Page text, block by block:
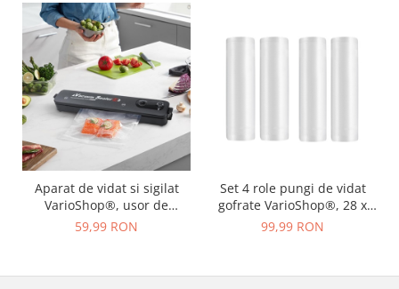
Aparat de vidat si sigilat
VarioShop®, usor de
utilizat, potrivit pentru
220V, 90W, Negru
59,99 RON
Set 4 role pungi de vidat
gofrate VarioShop®, 28 x
600 cm, pentru aparat de
fructe reutilizabile,
99,99 RON